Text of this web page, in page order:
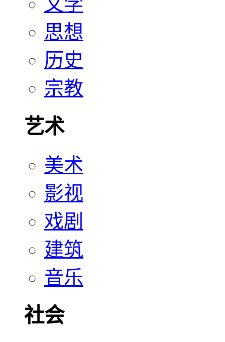
思想
历史
宗教
艺术
美术
影视
戏剧
建筑
音乐
社会